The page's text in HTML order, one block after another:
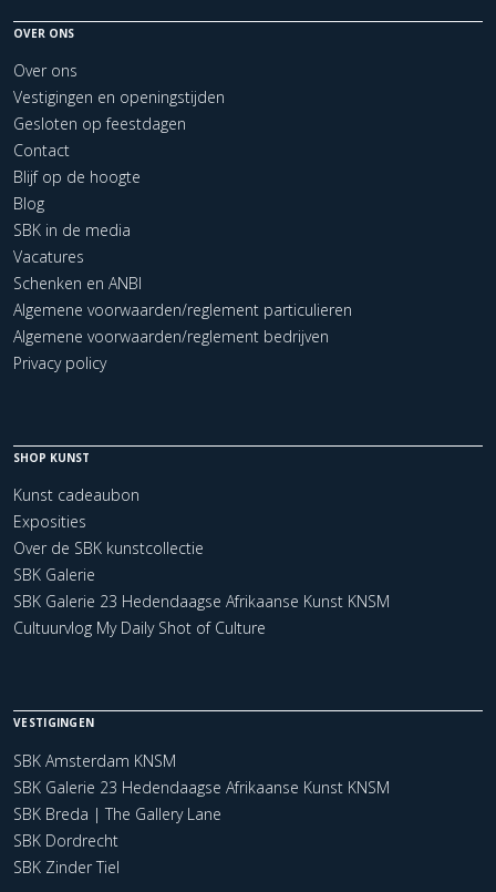
OVER ONS
Over ons
Vestigingen en openingstijden
Gesloten op feestdagen
Contact
Blijf op de hoogte
Blog
SBK in de media
Vacatures
Schenken en ANBI
Algemene voorwaarden/reglement particulieren
Algemene voorwaarden/reglement bedrijven
Privacy policy
SHOP KUNST
Kunst cadeaubon
Exposities
Over de SBK kunstcollectie
SBK Galerie
SBK Galerie 23 Hedendaagse Afrikaanse Kunst KNSM
Cultuurvlog My Daily Shot of Culture
VESTIGINGEN
SBK Amsterdam KNSM
SBK Galerie 23 Hedendaagse Afrikaanse Kunst KNSM
SBK Breda | The Gallery Lane
SBK Dordrecht
SBK Zinder Tiel